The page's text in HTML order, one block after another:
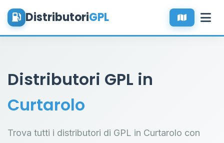
DistributoriGPL
Distributori GPL in
Curtarolo
Trova tutti i distributori di GPL in Curtarolo con